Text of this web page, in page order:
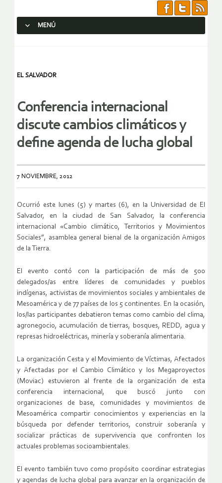
MENÚ
EL SALVADOR
Conferencia internacional
discute cambios climáticos y
define agenda de lucha global
7 NOVIEMBRE, 2012
Ocurrió este lunes (5) y martes (6), en la Universidad de El
Salvador, en la ciudad de San Salvador, la conferencia
internacional «Cambio climático, Territorios y Movimientos
Sociales”, asamblea general bienal de la organización Amigos
de la Tierra.
El evento contó con la participación de más de 500
delegados/as entre líderes de comunidades y pueblos
indígenas, activistas de movimientos sociales y ambientales de
Mesoamérica y de 77 países de los 5 continentes. En la ocasión,
los/las participantes debatieron temas como cambio del clima,
agronegocio, acumulación de tierras, bosques, REDD, agua y
represas hidroeléctricas, minería y soberanía alimentaria.
La organización Cesta y el Movimiento de Víctimas, Afectados
y Afectadas por el Cambio Climático y los Megaproyectos
(Moviac) estuvieron al frente de la organización de esta
conferencia internacional, que buscó junto con
organizaciones de base, comunidades y movimientos de
Mesoamérica compartir conocimientos y experiencias en la
búsqueda por defender territorios, construir soberanía y
socializar prácticas de supervivencia que confronten los
actuales problemas socioambientales.
El evento también tuvo como propósito coordinar estrategias
y agendas de lucha global para avanzar en la organización de